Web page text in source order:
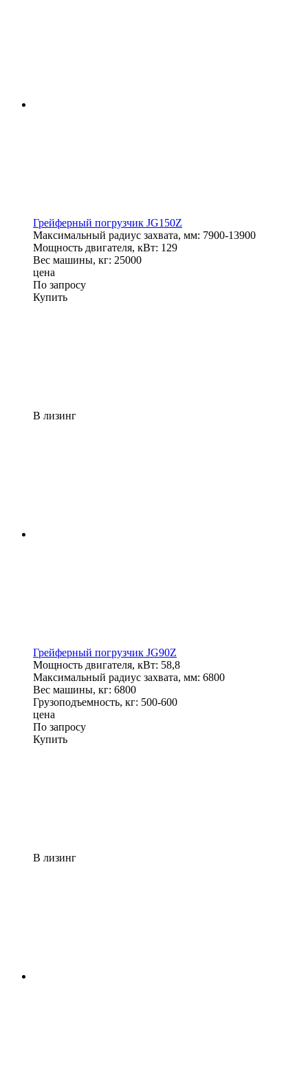
Грейферный погрузчик JG150Z
Максимальный радиус захвата, мм: 7900-13900
Мощность двигателя, кВт: 129
Вес машины, кг: 25000
цена
По запросу
Купить
В лизинг
Грейферный погрузчик JG90Z
Мощность двигателя, кВт: 58,8
Максимальный радиус захвата, мм: 6800
Вес машины, кг: 6800
Грузоподъемность, кг: 500-600
цена
По запросу
Купить
В лизинг